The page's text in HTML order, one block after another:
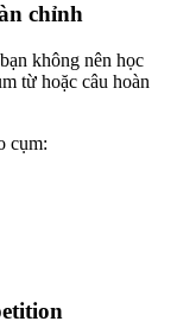
chỉnh
không nên học
từ hoặc câu hoàn
cụm: